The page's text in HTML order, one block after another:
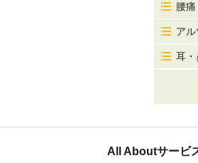
腰痛
ア
耳・
All Aboutサービ